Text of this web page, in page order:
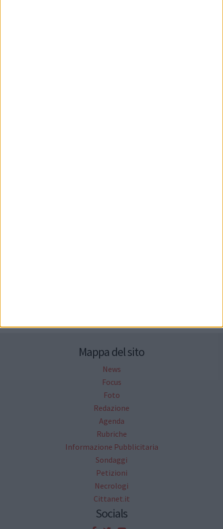
Mappa del sito
News
Focus
Foto
Redazione
Agenda
Rubriche
Informazione Pubblicitaria
Sondaggi
Petizioni
Necrologi
Cittanet.it
Socials